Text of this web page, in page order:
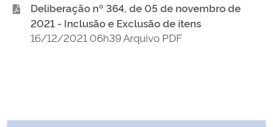
Deliberação nº 364, de 05 de novembro de
2021 - Inclusão e Exclusão de itens
16/12/2021 06h39 Arquivo PDF